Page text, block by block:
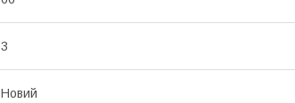
3
Новий